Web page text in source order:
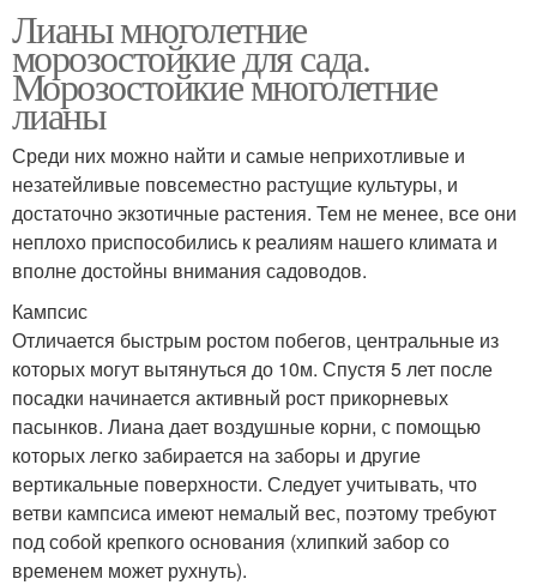
Лианы многолетние
морозостойкие для сада.
Морозостойкие многолетние
лианы
Среди них можно найти и самые неприхотливые и
незатейливые повсеместно растущие культуры, и
достаточно экзотичные растения. Тем не менее, все они
неплохо приспособились к реалиям нашего климата и
вполне достойны внимания садоводов.
Кампсис
Отличается быстрым ростом побегов, центральные из
которых могут вытянуться до 10м. Спустя 5 лет после
посадки начинается активный рост прикорневых
пасынков. Лиана дает воздушные корни, с помощью
которых легко забирается на заборы и другие
вертикальные поверхности. Следует учитывать, что
ветви кампсиса имеют немалый вес, поэтому требуют
под собой крепкого основания (хлипкий забор со
временем может рухнуть).